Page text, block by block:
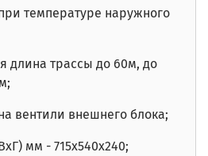
температуре наружного
длина трассы до 60м, до
вентили внешнего блока;
мм - 715х540х240;